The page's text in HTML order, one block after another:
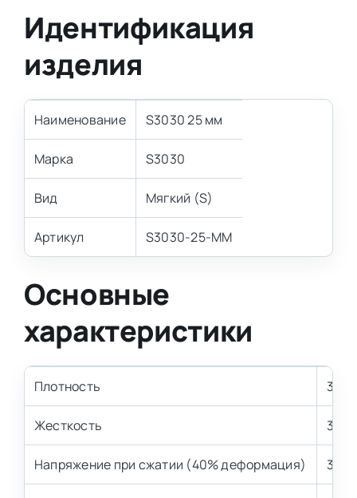
Идентификация
изделия
Наименование S3030 25 мм
Марка S3030
Вид Мягкий (S)
Артикул S3030-25-MM
Основные
характеристики
Плотность 30
Жесткость 3
Напряжение при сжатии (40% деформация)